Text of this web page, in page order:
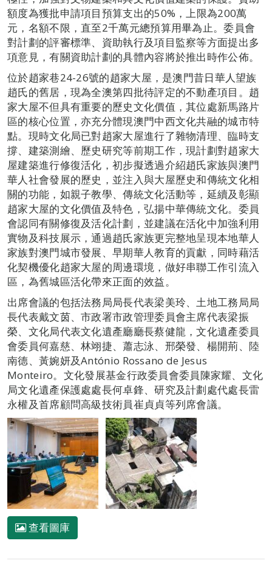
額度為獲批申請項目預算支出的50%，上限為200萬
元，名額不限，直至2千萬元總預算用畢為止。委員會
對計劃的評審標準、資助執行及項目監察等方面提出多
項意見，有關資助計劃的具體內容將於推出時作公佈。
位於趙家巷24-26號的趙家大屋，是澳門昔日華人望族
趙氏的舊居，現為全澳第四批待評定的不動產項目。趙
家大屋不但具有重要的歷史文化價值，其位處新馬路片
區的核心位置，亦充分體現澳門中西文化共融的城市特
點。現時文化局已對趙家大屋進行了雜物清理、臨時支
撐、建築測繪、歷史研究等前期工作，現計劃對趙家大
屋建築進行修復活化，初步擬透過介紹趙氏家族與澳門
華人社會發展的歷史，並注入與大屋歷史和傳統文化相
關的功能，如親子教學、傳統文化活動等，延續及彰顯
趙家大屋的文化價值及特色，弘揚中華傳統文化。委員
會認同有關修復及活化計劃，並建議在活化中加強利用
實物及科技展示，通過趙氏家族更完整地呈現本地華人
家族對澳門城市發展、早期華人教育的貢獻，同時藉活
化契機優化趙家大屋的周邊環境，做好串聯工作引流入
區，為舊城區活化帶來正面的效益。
出席會議的包括法務局局長代表梁美玲、土地工務局局
長代表戴文茵、市政署市政管理委員會主席代表梁振
榮、文化局代表文化遺產廳廳長蔡健龍，文化遺產委員
會委員何嘉慈、林翊捷、蕭志泳、邢榮發、楊開荊、陸
南德、黃婉妍及António Rossano de Jesus
Monteiro。文化發展基金行政委員會委員陳家耀、文化
局文化遺產保護處處長何卓鋒、研究及計劃處代處長雷
永權及首席顧問高級技術員崔貞貞等列席會議。
查看圖庫